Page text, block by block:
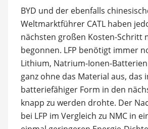
BYD und der ebenfalls
Weltmarktführer CATL haben
nächsten großen Kosten-Schritt
begonnen. LFP benötigt immer
Lithium, Natrium-Ionen-
ganz ohne das Material aus, das
batteriefähiger Form in den
knapp zu werden drohte. Der
bei LFP im Vergleich zu NMC in